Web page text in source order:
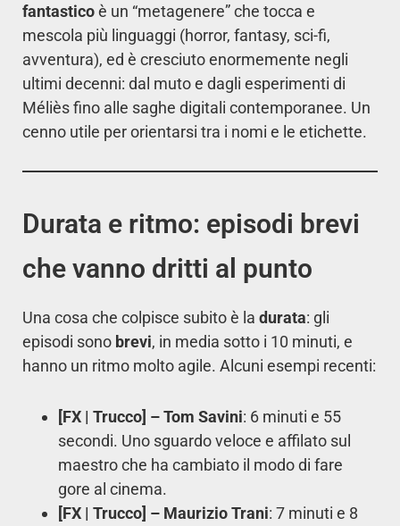
fantasticoè un “metagenere” che tocca e
mescola più linguaggi (horror, fantasy, sci-fi,
avventura), ed è cresciuto enormemente negli
ultimi decenni: dal muto e dagli esperimenti di
Méliès fino alle saghe digitali contemporanee. Un
cenno utile per orientarsi tra i nomi e le etichette.
Durata e ritmo: episodi brevi
che vanno dritti al punto
Una cosa che colpisce subito è la durata: gli
episodi sono brevi, in media sotto i 10 minuti, e
hanno un ritmo molto agile. Alcuni esempi recenti:
[FX | Trucco] – Tom Savini: 6 minuti e 55
secondi. Uno sguardo veloce e affilato sul
maestro che ha cambiato il modo di fare
gore al cinema.
[FX | Trucco] – Maurizio Trani: 7 minuti e 8